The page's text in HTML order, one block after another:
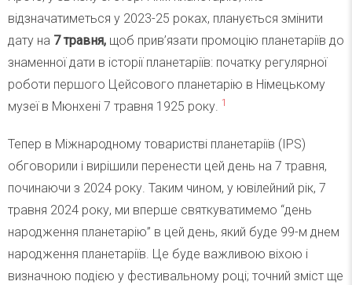
відзначатиметься у 2023-25 роках, планується змінити
дату на 7 травня, щоб прив’язати промоцію планетаріїв до
знаменної дати в історії планетаріїв: початку регулярної
роботи першого Цейсового планетарію в Німецькому
музеї в Мюнхені 7 травня 1925 року. 1
Тепер в Міжнародному товаристві планетаріїв (IPS)
обговорили і вирішили перенести цей день на 7 травня,
починаючи з 2024 року. Таким чином, у ювілейний рік, 7
травня 2024 року, ми вперше святкуватимемо “день
народження планетарію” в цей день, який буде 99-м днем
народження планетаріїв. Це буде важливою віхою і
визначною подією у фестивальному році; точний зміст ще